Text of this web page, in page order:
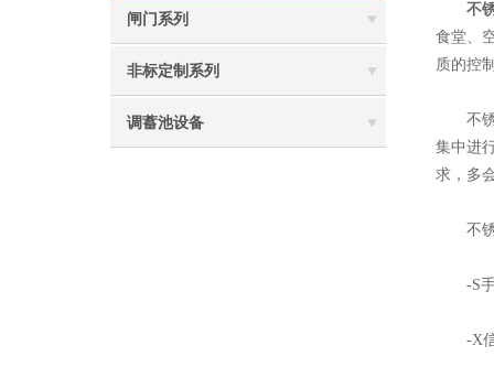
闸门系列
非标定制系列
调蓄池设备
不
食堂、
质的控
不锈
集中进
求，多
不锈
-S手
-X信